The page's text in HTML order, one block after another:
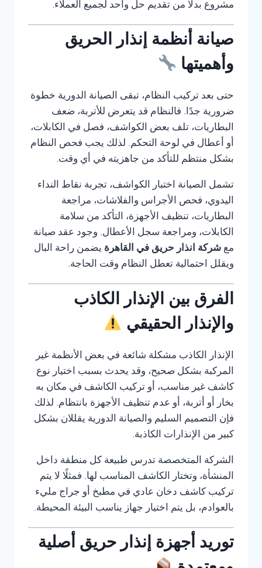
مشروع بدلًا من تقديم حل واحد لجميع العملاء.
صيانة أنظمة إنذار الحريق
وأهميتها
حتى بعد تركيب النظام، تبقى الصيانة الدورية خطوة
ضرورية جدًا. فالنظام قد يتعرض للأتربة، ضعف
البطاريات، تلف بعض الكواشف، فصل في الكابلات،
أو أعطال في لوحة التحكم. لذلك يجب فحص النظام
بشكل منتظم للتأكد من جاهزيته في أي وقت.
تشمل الصيانة اختبار الكواشف، تجربة نقاط النداء
اليدوي، فحص الأجراس والفلاشات، مراجعة
البطاريات، تنظيف الأجهزة، التأكد من سلامة
الكابلات، ومراجعة سجل الأعطال. وجود عقد صيانة
مع شركة انذار حريق في القاهرة يضمن راحة البال
ويقلل احتمالية تعطل النظام وقت الحاجة.
الفرق بين الإنذار الكاذب
والإنذار الحقيقي
الإنذار الكاذب مشكلة شائعة في بعض الأنظمة غير
المركبة بشكل صحيح، وقد يحدث بسبب اختيار نوع
كاشف غير مناسب، أو تركيب الكاشف في مكان به
بخار أو أتربة، أو عدم تنظيف الأجهزة بانتظام. لذلك
فإن التصميم السليم والصيانة الدورية يقللان بشكل
كبير من الإنذارات الكاذبة.
الشركة المتخصصة تدرس طبيعة كل منطقة داخل
المنشأة، وتختار الكاشف المناسب لها. فمثلًا لا يتم
تركيب كاشف دخان عادي في مطبخ أو جراج مليء
بالعوادم، بل يتم اختيار جهاز يناسب البيئة المحيطة.
توريد أجهزة إنذار حريق أصلية